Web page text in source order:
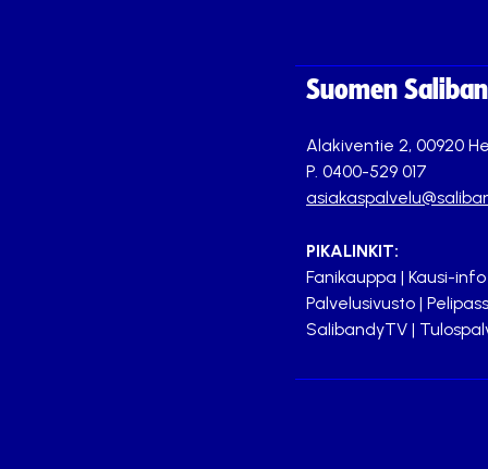
Suomen
Alakiventie 2, 00920
P. 0400-529 017
PIKALINKIT:
Fanikauppa | Kausi-info
Palvelusivusto |
SalibandyTV |